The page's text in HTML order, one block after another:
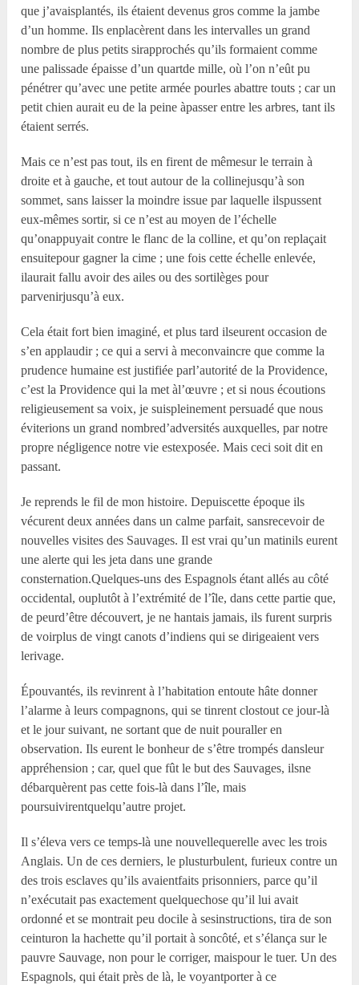
que j’avaisplantés, ils étaient devenus gros comme la jambe
d’un homme. Ils enplacèrent dans les intervalles un grand
nombre de plus petits sirapprochés qu’ils formaient comme
une palissade épaisse d’un quartde mille, où l’on n’eût pu
pénétrer qu’avec une petite armée pourles abattre touts ; car un
petit chien aurait eu de la peine àpasser entre les arbres, tant ils
étaient serrés.
Mais ce n’est pas tout, ils en firent de mêmesur le terrain à
droite et à gauche, et tout autour de la collinejusqu’à son
sommet, sans laisser la moindre issue par laquelle ilspussent
eux-mêmes sortir, si ce n’est au moyen de l’échelle
qu’onappuyait contre le flanc de la colline, et qu’on replaçait
ensuitepour gagner la cime ; une fois cette échelle enlevée,
ilaurait fallu avoir des ailes ou des sortilèges pour
parvenirjusqu’à eux.
Cela était fort bien imaginé, et plus tard ilseurent occasion de
s’en applaudir ; ce qui a servi à meconvaincre que comme la
prudence humaine est justifiée parl’autorité de la Providence,
c’est la Providence qui la met àl’œuvre ; et si nous écoutions
religieusement sa voix, je suispleinement persuadé que nous
éviterions un grand nombred’adversités auxquelles, par notre
propre négligence notre vie estexposée. Mais ceci soit dit en
passant.
Je reprends le fil de mon histoire. Depuiscette époque ils
vécurent deux années dans un calme parfait, sansrecevoir de
nouvelles visites des Sauvages. Il est vrai qu’un matinils eurent
une alerte qui les jeta dans une grande
consternation.Quelques-uns des Espagnols étant allés au côté
occidental, ouplutôt à l’extrémité de l’île, dans cette partie que,
de peurd’être découvert, je ne hantais jamais, ils furent surpris
de voirplus de vingt canots d’indiens qui se dirigeaient vers
lerivage.
Épouvantés, ils revinrent à l’habitation entoute hâte donner
l’alarme à leurs compagnons, qui se tinrent clostout ce jour-là
et le jour suivant, ne sortant que de nuit pouraller en
observation. Ils eurent le bonheur de s’être trompés dansleur
appréhension ; car, quel que fût le but des Sauvages, ilsne
débarquèrent pas cette fois-là dans l’île, mais
poursuivirentquelqu’autre projet.
Il s’éleva vers ce temps-là une nouvellequerelle avec les trois
Anglais. Un de ces derniers, le plusturbulent, furieux contre un
des trois esclaves qu’ils avaientfaits prisonniers, parce qu’il
n’exécutait pas exactement quelquechose qu’il lui avait
ordonné et se montrait peu docile à sesinstructions, tira de son
ceinturon la hachette qu’il portait à soncôté, et s’élança sur le
pauvre Sauvage, non pour le corriger, maispour le tuer. Un des
Espagnols, qui était près de là, le voyantporter à ce